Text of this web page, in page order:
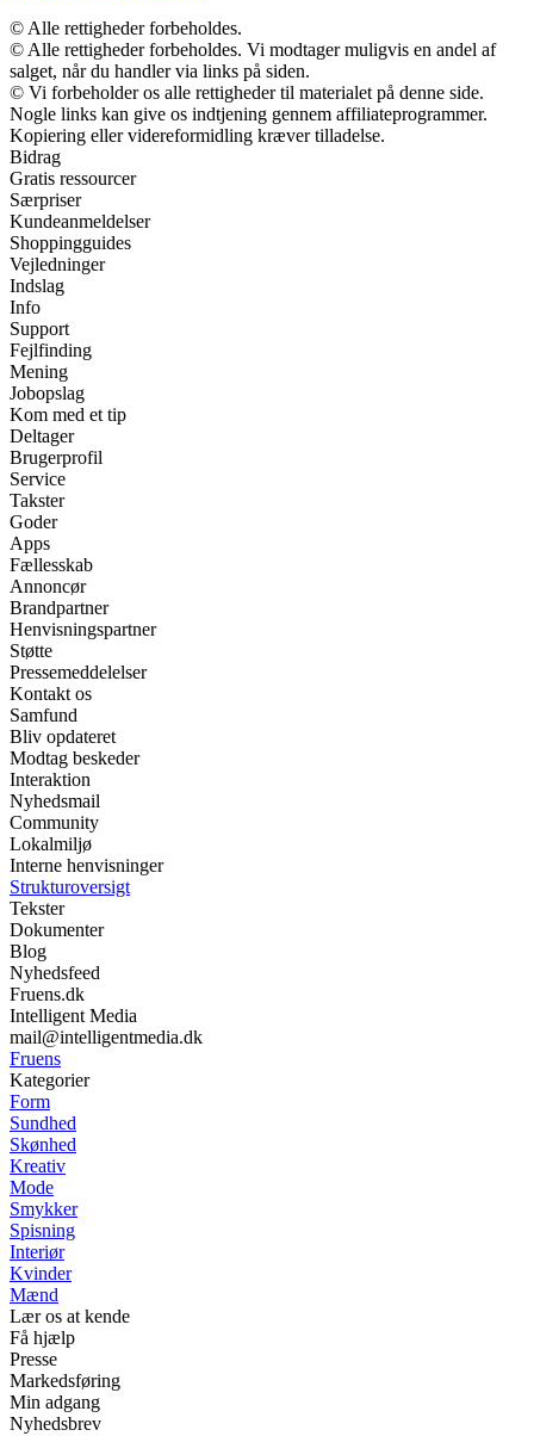
© Alle rettigheder forbeholdes.
© Alle rettigheder forbeholdes. Vi modtager muligvis en andel af
salget, når du handler via links på siden.
© Vi forbeholder os alle rettigheder til materialet på denne side.
Nogle links kan give os indtjening gennem affiliateprogrammer.
Kopiering eller videreformidling kræver tilladelse.
Bidrag
Gratis ressourcer
Særpriser
Kundeanmeldelser
Shoppingguides
Vejledninger
Indslag
Info
Support
Fejlfinding
Mening
Jobopslag
Kom med et tip
Deltager
Brugerprofil
Service
Takster
Goder
Apps
Fællesskab
Annoncør
Brandpartner
Henvisningspartner
Støtte
Pressemeddelelser
Kontakt os
Samfund
Bliv opdateret
Modtag beskeder
Interaktion
Nyhedsmail
Community
Lokalmiljø
Interne henvisninger
Strukturoversigt
Tekster
Dokumenter
Blog
Nyhedsfeed
Fruens.dk
Intelligent Media
mail@intelligentmedia.dk
Fruens
Kategorier
Form
Sundhed
Skønhed
Kreativ
Mode
Smykker
Spisning
Interiør
Kvinder
Mænd
Lær os at kende
Få hjælp
Presse
Markedsføring
Min adgang
Nyhedsbrev